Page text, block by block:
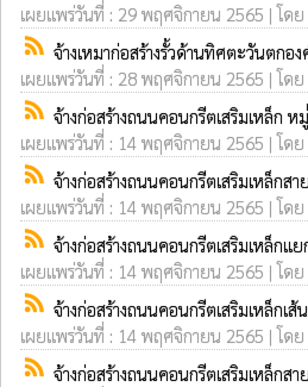
เผยแพร่วันที่ : 29 พฤศจิกายน 2565 | โด
rss_feed จ้างเหมาก่อสร้างรั้วด้านทิศตะวันตกอ
เผยแพร่วันที่ : 28 พฤศจิกายน 2565 | โด
rss_feed จ้างก่อสร้างถนนคอนกรีตเสริมเหล็ก
เผยแพร่วันที่ : 14 พฤศจิกายน 2565 | โด
rss_feed จ้างก่อสร้างถนนคอนกรีตเสริมเหล็กส
เผยแพร่วันที่ : 14 พฤศจิกายน 2565 | โด
rss_feed จ้างก่อสร้างถนนคอนกรีตเสริมเหล็ก
เผยแพร่วันที่ : 14 พฤศจิกายน 2565 | โด
rss_feed จ้างก่อสร้างถนนคอนกรีตเสริมเหล็กเ
เผยแพร่วันที่ : 14 พฤศจิกายน 2565 | โด
rss_feed จ้างก่อสร้างถนนคอนกรีตเสริมเหล็ก